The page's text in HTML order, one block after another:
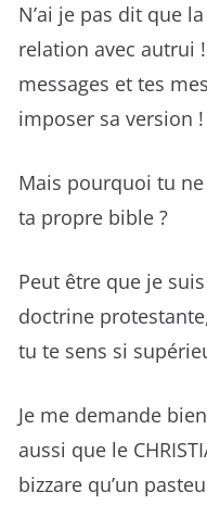
N’ai je pas dit que
relation avec autrui
messages et tes
imposer sa version !
Mais pourquoi tu
ta propre bible ?
Peut être que je
doctrine
tu te sens si
Je me demande
aussi que le
bizzare qu’un